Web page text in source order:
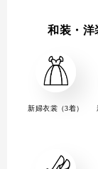
和装・洋
新婦衣裳（3着）